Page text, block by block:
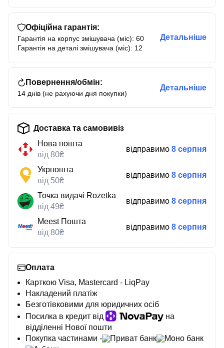
Офіційна гарантія:
Гарантія на корпус змішувача (міс): 60
Гарантія на деталі змішувача (міс): 12
Детальніше
Повернення/обмін:
14 днів (не рахуючи дня покупки)
Детальніше
Доставка та самовивіз
Нова пошта
від 80₴
відправимо 8 серпня
Укрпошта
від 50₴
відправимо 8 серпня
Точка видачі Rozetka
від 49₴
відправимо 8 серпня
Meest Пошта
від 80₴
відправимо 8 серпня
Оплата
Карткою Visa, Mastercard - LiqPay
Накладений платіж
Безготівковими для юридичних осіб
Посилка в кредит від
на
відділенні Нової пошти
Покупка частинами -
Приват банк
Моно банк